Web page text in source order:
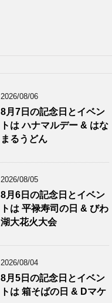
2026/08/06
8月7日の記念日とイベン
トは ハナマルデー & はな
まるうどん
2026/08/05
8月6日の記念日とイベン
トは 平禄寿司の日 & びわ
湖大花火大会
2026/08/04
8月5日の記念日とイベン
トは 箱そばの日 & Dマケ